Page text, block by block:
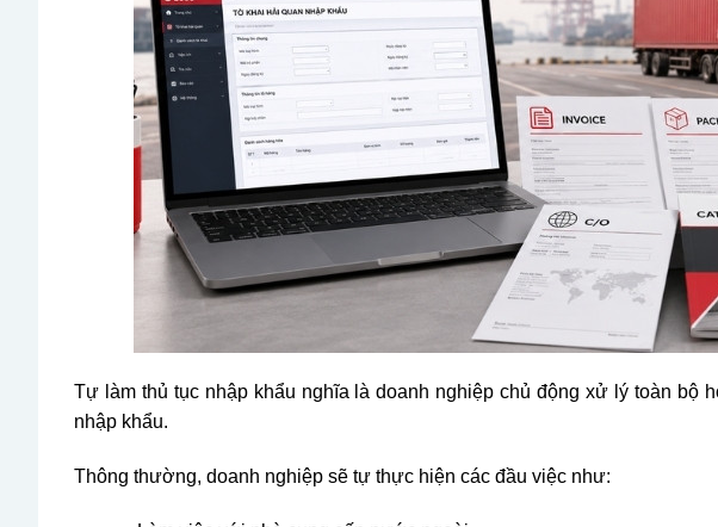
Tự làm thủ tục nhập khẩu nghĩa là doanh nghiệp chủ động xử lý toàn bộ
nhập khẩu.
Thông thường, doanh nghiệp sẽ tự thực hiện các đầu việc như: